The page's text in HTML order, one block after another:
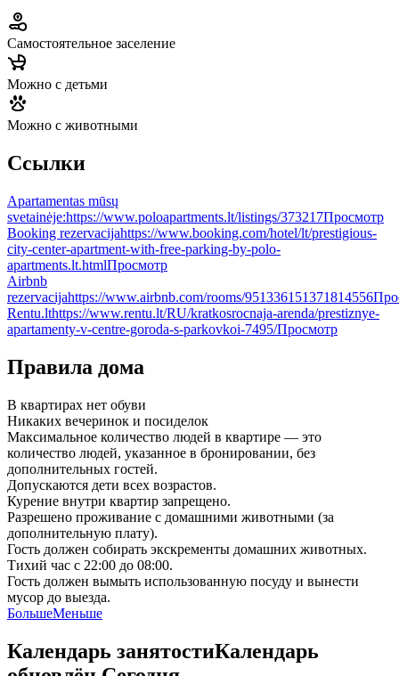
Самостоятельное заселение
Можно с детьми
Можно с животными
Ссылки
Apartamentas mūsų
svetainėje:https://www.poloapartments.lt/listings/373217Просмотр
Booking rezervacijahttps://www.booking.com/hotel/lt/prestigious-
city-center-apartment-with-free-parking-by-polo-
apartments.lt.htmlПросмотр
Airbnb
rezervacijahttps://www.airbnb.com/rooms/951336151371814556
Rentu.lthttps://www.rentu.lt/RU/kratkosrocnaja-arenda/prestiznye-
apartamenty-v-centre-goroda-s-parkovkoi-7495/Просмотр
Правила дома
В квартирах нет обуви
Никаких вечеринок и посиделок
Максимальное количество людей в квартире — это
количество людей, указанное в бронировании, без
дополнительных гостей.
Допускаются дети всех возрастов.
Курение внутри квартир запрещено.
Разрешено проживание с домашними животными (за
дополнительную плату).
Гость должен собирать экскременты домашних животных.
Тихий час с 22:00 до 08:00.
Гость должен вымыть использованную посуду и вынести
мусор до выезда.
БольшеМеньше
Календарь занятостиКалендарь